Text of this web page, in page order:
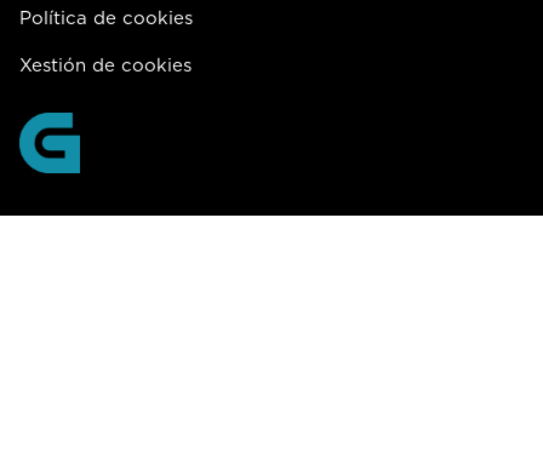
Política de cookies
Xestión de cookies